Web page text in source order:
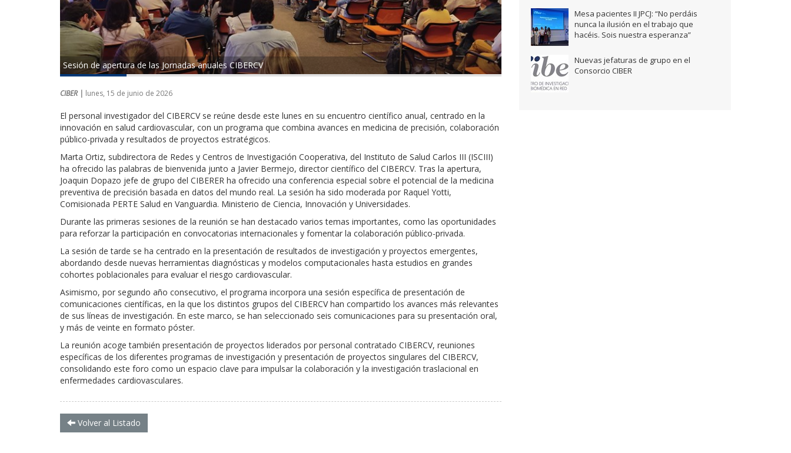
Sesión de apertura de las Jornadas anuales CIBERCV
CIBER | lunes, 15 de junio de 2026
El personal investigador del CIBERCV se reúne desde este lunes en su encuentro científico anual, centrado en la
innovación en salud cardiovascular, con un programa que combina avances en medicina de precisión, colaboración
público-privada y resultados de proyectos estratégicos.
Marta Ortiz, subdirectora de Redes y Centros de Investigación Cooperativa, del Instituto de Salud Carlos III (ISCIII)
ha ofrecido las palabras de bienvenida junto a Javier Bermejo, director científico del CIBERCV. Tras la apertura,
Joaquin Dopazo jefe de grupo del CIBERER ha ofrecido una conferencia especial sobre el potencial de la medicina
preventiva de precisión basada en datos del mundo real. La sesión ha sido moderada por Raquel Yotti,
Comisionada PERTE Salud en Vanguardia. Ministerio de Ciencia, Innovación y Universidades.
Durante las primeras sesiones de la reunión se han destacado varios temas importantes, como las oportunidades
para reforzar la participación en convocatorias internacionales y fomentar la colaboración público-privada.
La sesión de tarde se ha centrado en la presentación de resultados de investigación y proyectos emergentes,
abordando desde nuevas herramientas diagnósticas y modelos computacionales hasta estudios en grandes
cohortes poblacionales para evaluar el riesgo cardiovascular.
Asimismo, por segundo año consecutivo, el programa incorpora una sesión específica de presentación de
comunicaciones científicas, en la que los distintos grupos del CIBERCV han compartido los avances más relevantes
de sus líneas de investigación. En este marco, se han seleccionado seis comunicaciones para su presentación oral,
y más de veinte en formato póster.
La reunión acoge también presentación de proyectos liderados por personal contratado CIBERCV, reuniones
específicas de los diferentes programas de investigación y presentación de proyectos singulares del CIBERCV,
consolidando este foro como un espacio clave para impulsar la colaboración y la investigación traslacional en
enfermedades cardiovasculares.
Volver al Listado
Mesa pacientes II JPCJ: “No perdáis
nunca la ilusión en el trabajo que
hacéis. Sois nuestra esperanza”
Nuevas jefaturas de grupo en el
Consorcio CIBER